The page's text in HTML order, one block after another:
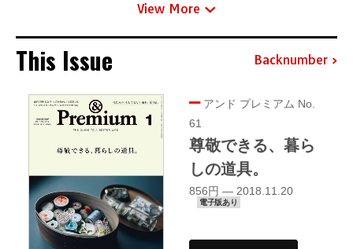
View More
This Issue Backnumber
アンド プレミアム No.
61
尊敬できる、暮ら
しの道具。
856円 — 2018.11.20
電子版あり